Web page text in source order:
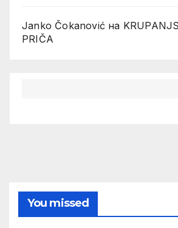
Janko Čokanović на
PRIČA
You missed